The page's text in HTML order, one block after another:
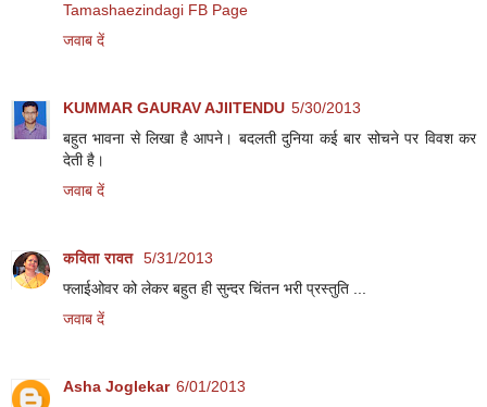
Tamashaezindagi FB Page
जवाब दें
KUMMAR GAURAV AJIITENDU 5/30/2013
बहुत भावना से लिखा है आपने। बदलती दुनिया कई बार सोचने पर विवश कर
देती है।
जवाब दें
कविता रावत 5/31/2013
फ्लाईओवर को लेकर बहुत ही सुन्दर चिंतन भरी प्रस्तुति ...
जवाब दें
Asha Joglekar 6/01/2013